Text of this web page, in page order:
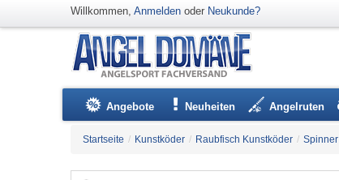
Willkommen, Anmelden oder Neukunde?
Angebote Neuheiten Angelruten
Startseite / Kunstköder / Raubfisch Kunstköder / Spinner